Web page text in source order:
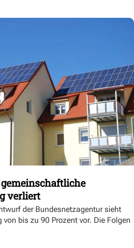
verliert
der Bundesnetzagentur sieht
bis zu 90 Prozent vor. Die Folgen